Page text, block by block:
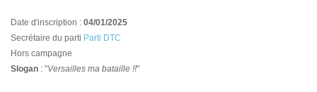
Date d'inscription : 04/01/2025
Secrétaire du parti Parti DTC
Hors campagne
Slogan : "Versailles ma bataille !!"